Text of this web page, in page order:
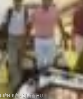
LIỀN KỀ - BIỆT THỰ